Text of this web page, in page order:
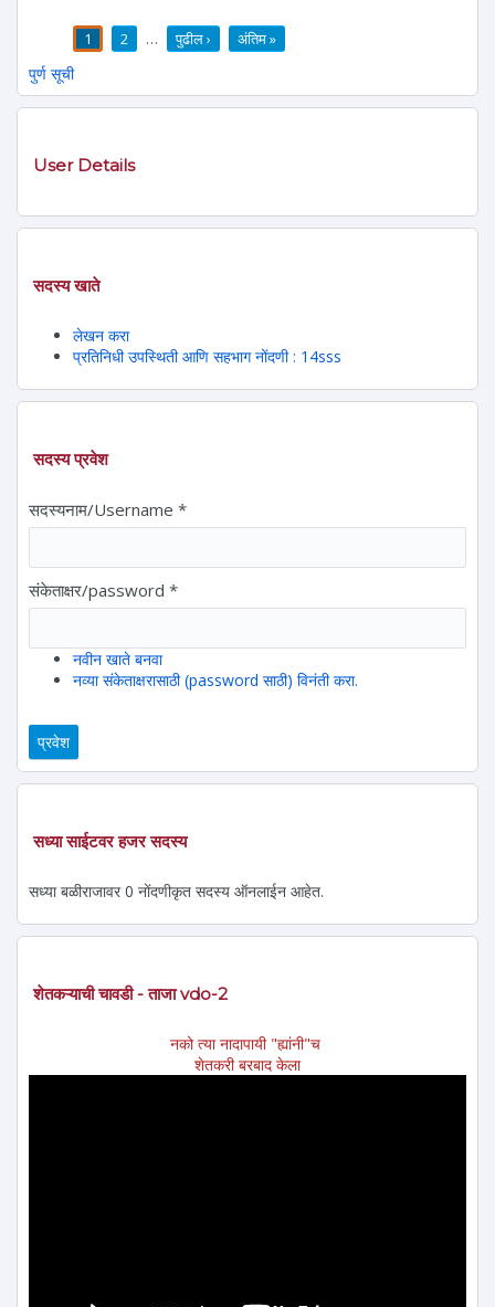
1 2 … पुढील › अंतिम »
पुर्ण सूची
User Details
सदस्य खाते
लेखन करा
प्रतिनिधी उपस्थिती आणि सहभाग नोंदणी : 14sss
सदस्य प्रवेश
सदस्यनाम/Username *
संकेताक्षर/password *
नवीन खाते बनवा
नव्या संकेताक्षरासाठी (password साठी) विनंती करा.
सध्या साईटवर हजर सदस्य
सध्या बळीराजावर 0 नोंदणीकृत सदस्य ऑनलाईन आहेत.
शेतकऱ्याची चावडी - ताजा vdo-2
नको त्या नादापायी "ह्यांनी"च
शेतकरी बरबाद केला